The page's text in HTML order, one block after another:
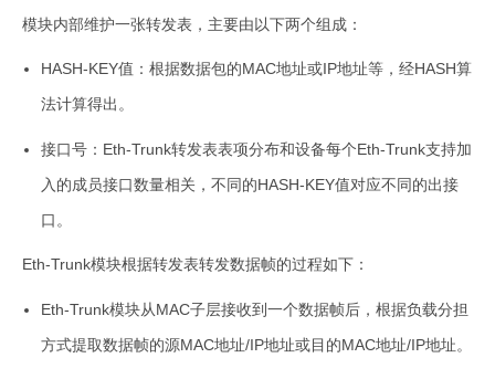
模块内部维护一张转发表，主要由以下两个组成：
HASH-KEY值：根据数据包的MAC地址或IP地址等，经HASH算
法计算得出。
接口号：Eth-Trunk转发表表项分布和设备每个Eth-Trunk支持加
入的成员接口数量相关，不同的HASH-KEY值对应不同的出接
口。
Eth-Trunk模块根据转发表转发数据帧的过程如下：
Eth-Trunk模块从MAC子层接收到一个数据帧后，根据负载分担
方式提取数据帧的源MAC地址/IP地址或目的MAC地址/IP地址。